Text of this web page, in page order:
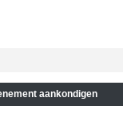
aankondigen